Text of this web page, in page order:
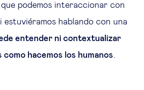
podemos interaccionar con
estuviéramos hablando con una
entender ni contextualizar
hacemos los humanos.